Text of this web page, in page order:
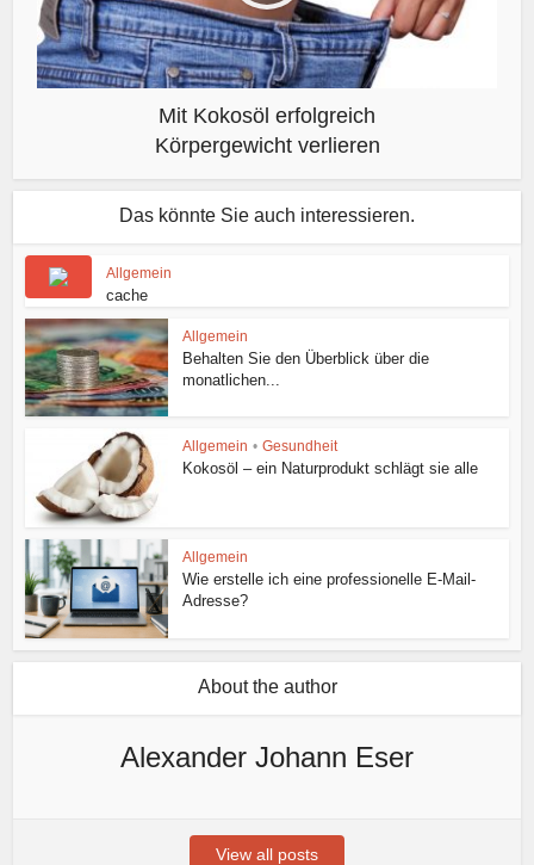
Mit Kokosöl erfolgreich
Körpergewicht verlieren
Das könnte Sie auch interessieren.
Allgemein
cache
Allgemein
Behalten Sie den Überblick über die
monatlichen...
Allgemein • Gesundheit
Kokosöl – ein Naturprodukt schlägt sie alle
Allgemein
Wie erstelle ich eine professionelle E-Mail-
Adresse?
About the author
Alexander Johann Eser
View all posts